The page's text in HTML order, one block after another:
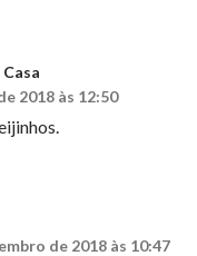
2018 às 12:50
de 2018 às 10:47